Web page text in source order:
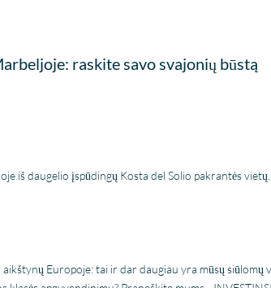
raskite savo svajonių būstą
iš daugelio įspūdingų Kosta del Solio pakrantės
Europoje: tai ir dar daugiau yra mūsų siūlomų